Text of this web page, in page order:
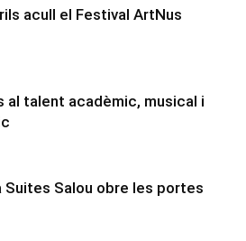
acull el Festival ArtNus
al talent acadèmic, musical i
Suites Salou obre les portes